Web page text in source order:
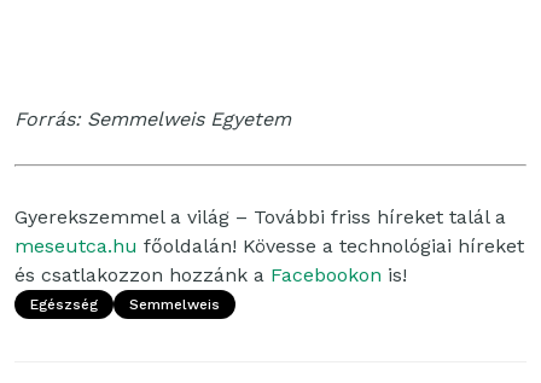
Forrás: Semmelweis Egyetem
Gyerekszemmel a világ – További friss híreket talál a
meseutca.hu főoldalán! Kövesse a technológiai híreket
és csatlakozzon hozzánk a Facebookon is!
Egészség Semmelweis